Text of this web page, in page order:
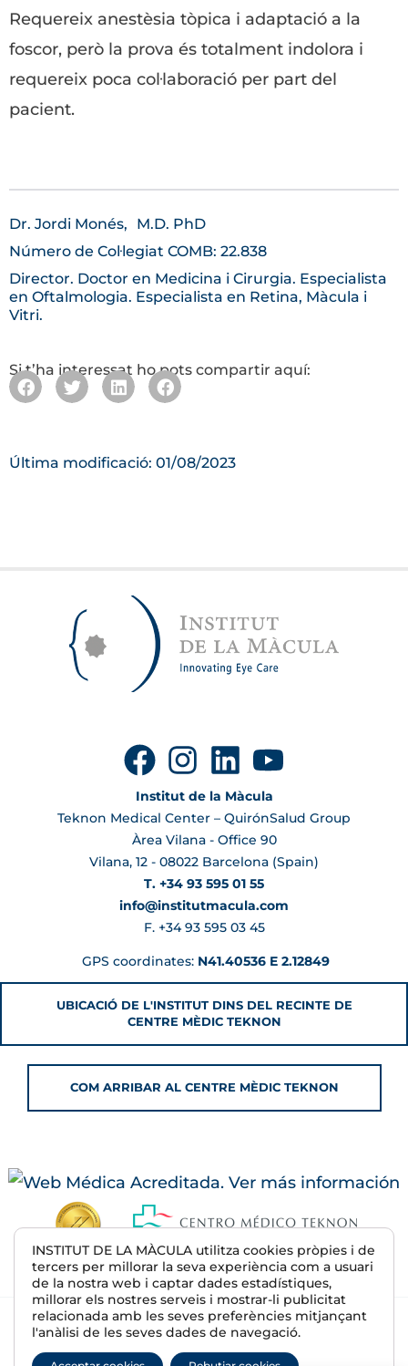
Requereix anestèsia tòpica i adaptació a la
foscor, però la prova és totalment indolora i
requereix poca col·laboració per part del
pacient.
Dr. Jordi Monés,
M.D. PhD
Número de Col·legiat COMB: 22.838
Director. Doctor en Medicina i Cirurgia. Especialista
en Oftalmologia. Especialista en Retina, Màcula i
Vitri.
Si t’ha interessat ho pots compartir aquí:
Última modificació: 01/08/2023
Institut de la Màcula
Teknon Medical Center – QuirónSalud Group
Àrea Vilana - Office 90
Vilana, 12 - 08022 Barcelona (Spain)
T. +34 93 595 01 55
info@institutmacula.com
F. +34 93 595 03 45
GPS coordinates: N41.40536 E 2.12849
UBICACIÓ DE L'INSTITUT DINS DEL RECINTE DE
CENTRE MÈDIC TEKNON
COM ARRIBAR AL CENTRE MÈDIC TEKNON
© 2026 Institut de la Màcula | R.S. E08607500
Avís Legal
INSTITUT DE LA MÀCULA utilitza cookies pròpies i de
tercers per millorar la seva experiència com a usuari
de la nostra web i captar dades estadístiques,
millorar els nostres serveis i mostrar-li publicitat
relacionada amb les seves preferències mitjançant
l'anàlisi de les seves dades de navegació.